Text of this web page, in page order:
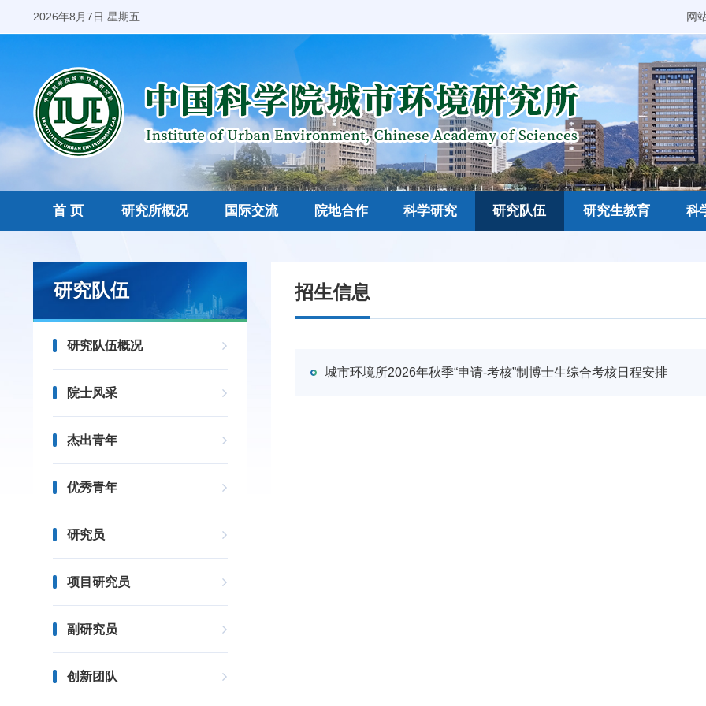
2026年8月7日 星期五 网
首 页 研究所概况 国际交流 院地合作 科学研究 研究队伍 研究生教育 科
研究队伍
研究队伍概况
院士风采
杰出青年
优秀青年
研究员
项目研究员
副研究员
创新团队
招生信息
城市环境所2026年秋季“申请-考核”制博士生综合考核日程安排